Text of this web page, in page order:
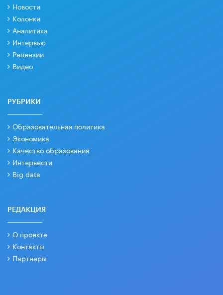
Новости
Колонки
Аналитика
Интервью
Рецензии
Видео
РУБРИКИ
Образовательная политика
Экономика
Качество образования
Интервести
Big data
РЕДАКЦИЯ
О проекте
Контакты
Партнеры